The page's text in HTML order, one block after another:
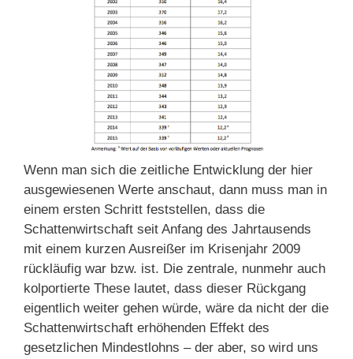
Wenn man sich die zeitliche Entwicklung der hier
ausgewiesenen Werte anschaut, dann muss man in
einem ersten Schritt feststellen, dass die
Schattenwirtschaft seit Anfang des Jahrtausends
mit einem kurzen Ausreißer im Krisenjahr 2009
rückläufig war bzw. ist. Die zentrale, nunmehr auch
kolportierte These lautet, dass dieser Rückgang
eigentlich weiter gehen würde, wäre da nicht der die
Schattenwirtschaft erhöhenden Effekt des
gesetzlichen Mindestlohns – der aber, so wird uns